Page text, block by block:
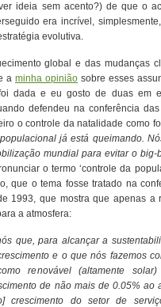
ideia sem acento?) de que o
era incrível,
evolutiva.
global e das mudanças
a minha opinião sobre esses
dada e eu gosto de duas em
defendeu na conferência
o controle da natalidade como
já está queimando.
mundial para evitar o big-
o termo ‘controle da
que o tema fosse tratado na
1993, que mostra que apenas a
a atmosfera:
que, para alcançar a
e o que nós fazemos
renovável (altamente
de não mais de 0.05% ao
crescimento do setor de